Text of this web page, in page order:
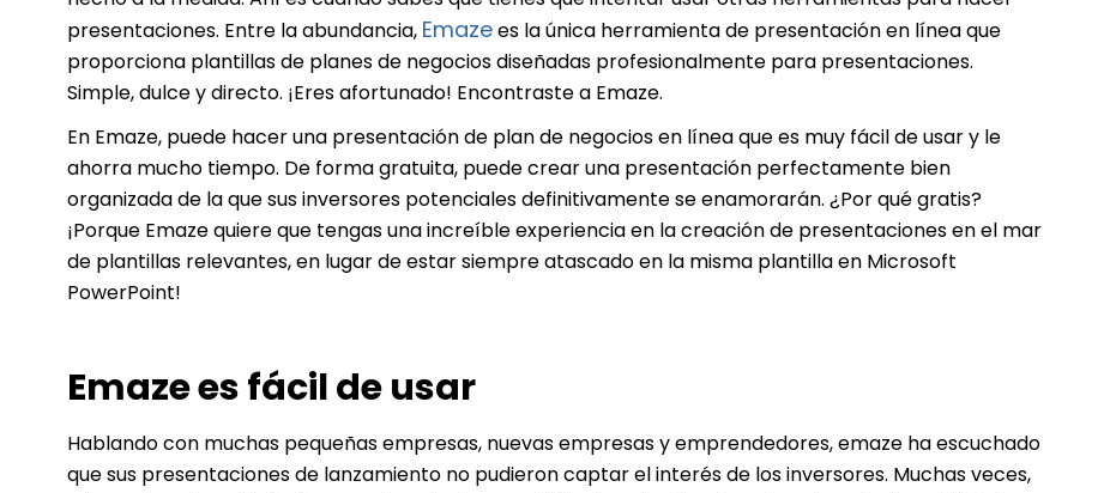
presentaciones. Entre la abundancia, Emazees la única herramienta de presentación en línea que
proporciona plantillas de planes de negocios diseñadas profesionalmente para presentaciones.
Simple, dulce y directo. ¡Eres afortunado! Encontraste a Emaze.
En Emaze, puede hacer una presentación de plan de negocios en línea que es muy fácil de usar y le
ahorra mucho tiempo. De forma gratuita, puede crear una presentación perfectamente bien
organizada de la que sus inversores potenciales definitivamente se enamorarán. ¿Por qué gratis?
¡Porque Emaze quiere que tengas una increíble experiencia en la creación de presentaciones en el mar
de plantillas relevantes, en lugar de estar siempre atascado en la misma plantilla en Microsoft
PowerPoint!
Emaze es fácil de usar
Hablando con muchas pequeñas empresas, nuevas empresas y emprendedores, emaze ha escuchado
que sus presentaciones de lanzamiento no pudieron captar el interés de los inversores. Muchas veces,